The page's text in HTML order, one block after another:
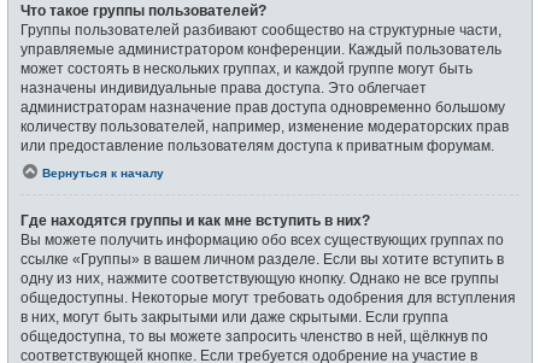
Что такое группы пользователей?
Группы пользователей разбивают сообщество на структурные части,
управляемые администратором конференции. Каждый пользователь
может состоять в нескольких группах, и каждой группе могут быть
назначены индивидуальные права доступа. Это облегчает
администраторам назначение прав доступа одновременно большому
количеству пользователей, например, изменение модераторских прав
или предоставление пользователям доступа к приватным форумам.
Вернуться к началу
Где находятся группы и как мне вступить в них?
Вы можете получить информацию обо всех существующих группах по
ссылке «Группы» в вашем личном разделе. Если вы хотите вступить в
одну из них, нажмите соответствующую кнопку. Однако не все группы
общедоступны. Некоторые могут требовать одобрения для вступления
в них, могут быть закрытыми или даже скрытыми. Если группа
общедоступна, то вы можете запросить членство в ней, щёлкнув по
соответствующей кнопке. Если требуется одобрение на участие в